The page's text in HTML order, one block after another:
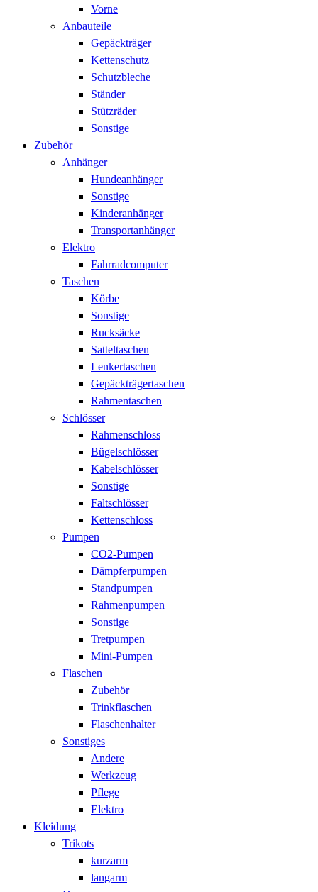
Vorne
Anbauteile
Gepäckträger
Kettenschutz
Schutzbleche
Ständer
Stützräder
Sonstige
Zubehör
Anhänger
Hundeanhänger
Sonstige
Kinderanhänger
Transportanhänger
Elektro
Fahrradcomputer
Taschen
Körbe
Sonstige
Rucksäcke
Satteltaschen
Lenkertaschen
Gepäckträgertaschen
Rahmentaschen
Schlösser
Rahmenschloss
Bügelschlösser
Kabelschlösser
Sonstige
Faltschlösser
Kettenschloss
Pumpen
CO2-Pumpen
Dämpferpumpen
Standpumpen
Rahmenpumpen
Sonstige
Tretpumpen
Mini-Pumpen
Flaschen
Zubehör
Trinkflaschen
Flaschenhalter
Sonstiges
Andere
Werkzeug
Pflege
Elektro
Kleidung
Trikots
kurzarm
langarm